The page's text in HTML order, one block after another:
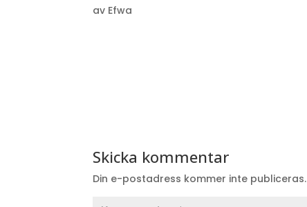
av Efwa
Skicka kommentar
Din e-postadress kommer inte publiceras.